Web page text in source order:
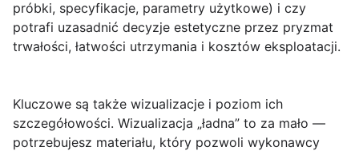
próbki, specyfikacje, parametry użytkowe) i czy
potrafi uzasadnić decyzje estetyczne przez pryzmat
trwałości, łatwości utrzymania i kosztów eksploatacji.
Kluczowe są także wizualizacje i poziom ich
szczegółowości. Wizualizacja „ładna” to za mało —
potrzebujesz materiału, który pozwoli wykonawcy